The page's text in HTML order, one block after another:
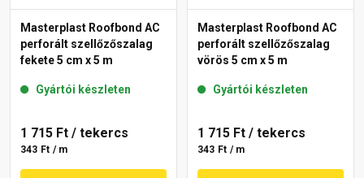
Masterplast Roofbond AC
perforált szellőzőszalag
fekete 5 cm x 5 m
Gyártói készleten
1 715 Ft / tekercs
343 Ft / m
Masterplast Roofbond AC
perforált szellőzőszalag
vörös 5 cm x 5 m
Gyártói készleten
1 715 Ft / tekercs
343 Ft / m